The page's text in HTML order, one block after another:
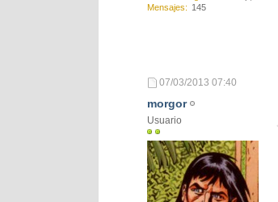
Mensajes
145
07/03/2013 07:40
morgor
Usuario